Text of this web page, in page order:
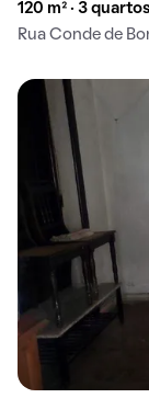
120 m² · 3 quartos
Rua Conde de